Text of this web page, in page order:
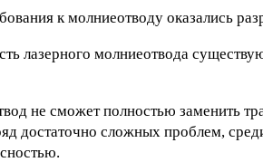
к молниеотводу оказались
лазерного молниеотвода
не сможет полностью заменить
достаточно сложных проблем,